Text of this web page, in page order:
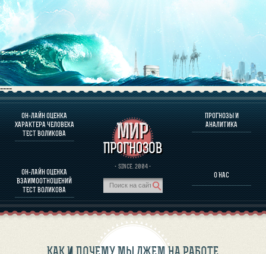
----
ОН-ЛАЙН ОЦЕНКА
ХАРАКТЕРА ЧЕЛОВЕКА
ТЕСТ ВОЛИКОВА
ОН-ЛАЙН ОЦЕНКА
ВЗАИМООТНОШЕНИЙ
ТЕСТ ВОЛИКОВА
· SINCE. 2004 ·
ПРОГНОЗЫ И
АНАЛИТИКА
О НАС
О ПРОГРАММЕ
ОЦЕНКА ХАРАКТЕРA ЧЕЛОВЕКА
ОЦЕНКА ХАРАКТЕРА ВЫДАЮЩИХСЯ ЛИЧНОСТЕЙ
О ПРОГРАММЕ
ПРОГНОЗЫ И АНАЛИТИКА